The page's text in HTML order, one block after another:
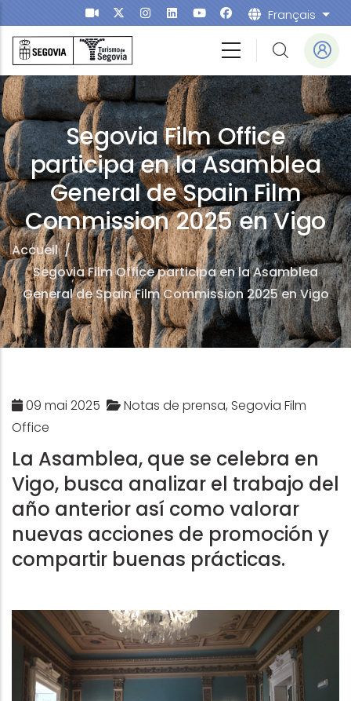
Aller au contenu principal Français
Segovia Film Office
participa en la Asamblea
General de Spain Film
Commission 2025 en Vigo
Accueil/
Segovia Film Office participa en la Asamblea
General de Spain Film Commission 2025 en Vigo
09 mai 2025
Notas de prensa, Segovia Film
Office
La Asamblea, que se celebra en
Vigo, busca analizar el trabajo del
año anterior así como valorar
nuevas acciones de promoción y
compartir buenas prácticas.